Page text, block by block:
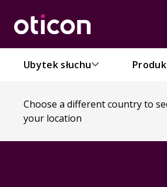
Ubytek słuchu
Choose a different country to
your location